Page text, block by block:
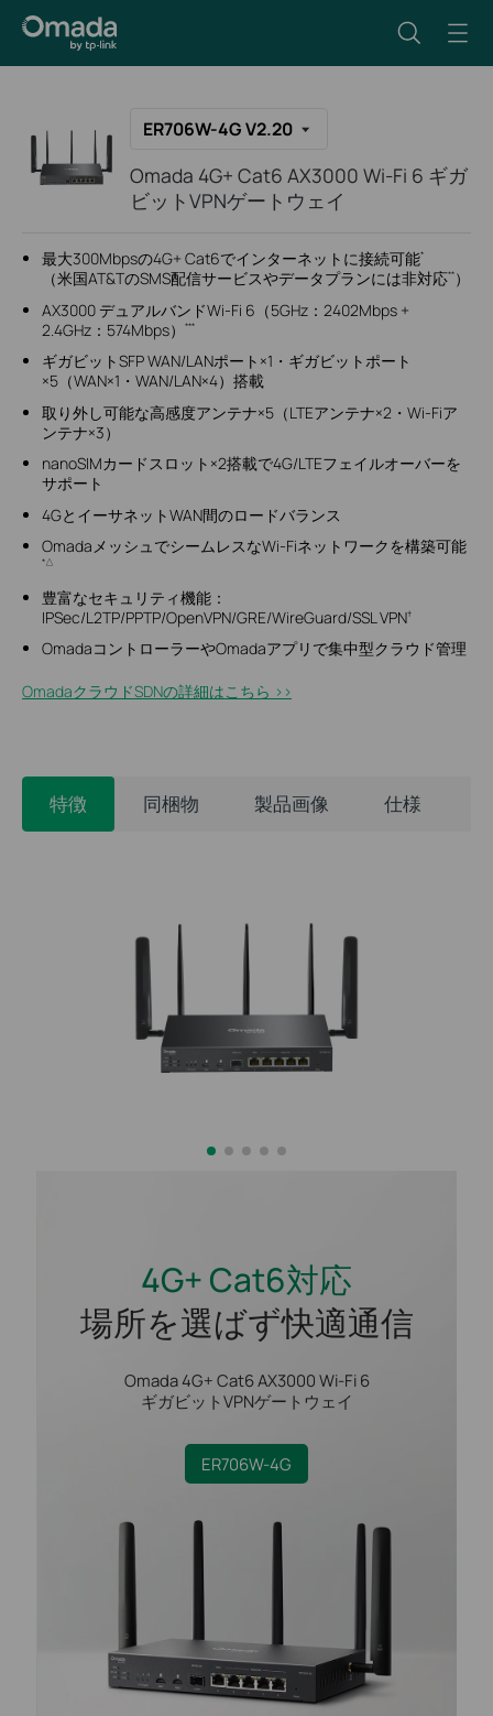
ER706W-4G V2.20
Omada 4G+ Cat6 AX3000 Wi-Fi 6 ギガ
ビットVPNゲートウェイ
最大300Mbpsの4G+ Cat6でインターネットに接続可能*
（米国AT&TのSMS配信サービスやデータプランには非対応**）
AX3000 デュアルバンドWi-Fi 6（5GHz：2402Mbps +
2.4GHz：574Mbps）
***
ギガビットSFP WAN/LANポート×1・ギガビットポート
×5（WAN×1・WAN/LAN×4）搭載
取り外し可能な高感度アンテナ×5（LTEアンテナ×2・Wi-Fiア
ンテナ×3）
nanoSIMカードスロット×2搭載で4G/LTEフェイルオーバーを
サポート
4GとイーサネットWAN間のロードバランス
OmadaメッシュでシームレスなWi-Fiネットワークを構築可能
*△
豊富なセキュリティ機能：
IPSec/L2TP/PPTP/OpenVPN/GRE/WireGuard/SSL VPN†
OmadaコントローラーやOmadaアプリで集中型クラウド管理
OmadaクラウドSDNの詳細はこちら >>​
特徴 同梱物 製品画像 仕様
4G+ Cat6対応
場所を選ばず快適通信
Omada 4G+ Cat6 AX3000 Wi-Fi 6
ギガビットVPNゲートウェイ
ER706W-4G